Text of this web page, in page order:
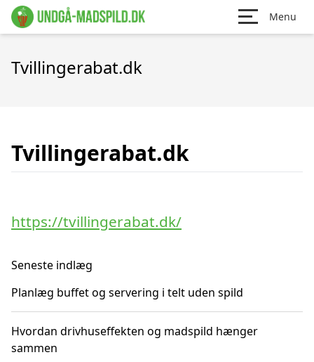
Menu
Tvillingerabat.dk
Tvillingerabat.dk
https://tvillingerabat.dk/
Seneste indlæg
Planlæg buffet og servering i telt uden spild
Hvordan drivhuseffekten og madspild hænger
sammen